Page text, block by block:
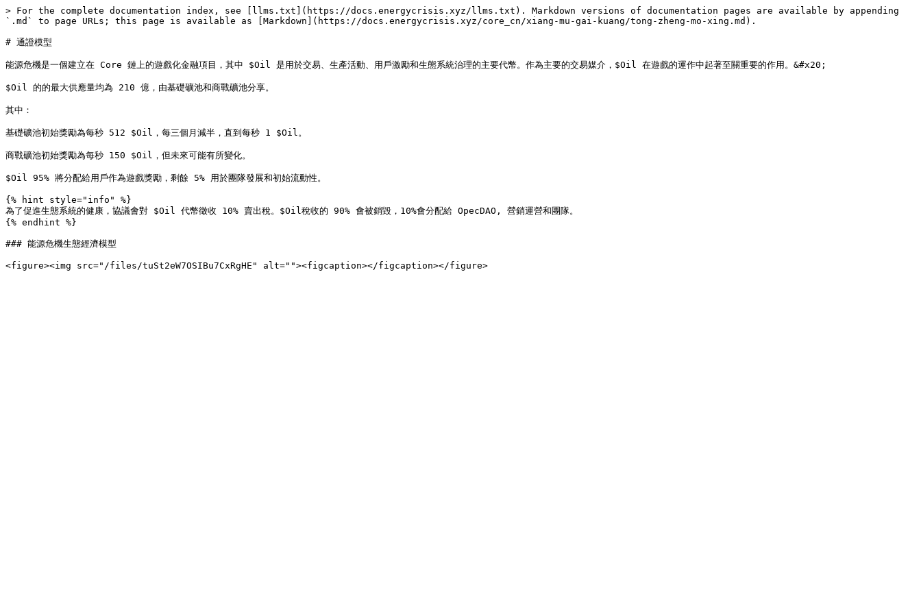
> For the complete documentation index, see [llms.txt](https://docs.energycrisis.xyz/llms.txt). Markdown versions of documentation pages are available by appending
`.md` to page URLs; this page is available as [Markdown](https://docs.energycrisis.xyz/core_cn/xiang-mu-gai-kuang/tong-zheng-mo-xing.md).
# 通證模型
能源危機是一個建立在 Core 鏈上的遊戲化金融項目，其中 $Oil 是用於交易、生產活動、用戶激勵和生態系統治理的主要代幣。作為主要的交易媒介，$Oil 在遊戲的運作中起著至關重要的作用。&#x20;
$Oil 的的最大供應量均為 210 億，由基礎礦池和商戰礦池分享。
其中：
基礎礦池初始獎勵為每秒 512 $Oil，每三個月減半，直到每秒 1 $Oil。
商戰礦池初始獎勵為每秒 150 $Oil，但未來可能有所變化。
$Oil 95% 將分配給用戶作為遊戲獎勵，剩餘 5% 用於團隊發展和初始流動性。
{% hint style="info" %}
為了促進生態系統的健康，協議會對 $Oil 代幣徵收 10% 賣出稅。$Oil稅收的 90% 會被銷毀，10%會分配給 OpecDAO, 營銷運營和團隊。
{% endhint %}
### 能源危機生態經濟模型